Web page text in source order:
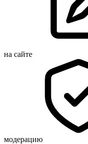
на сайте
модерацию